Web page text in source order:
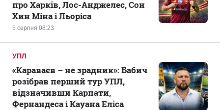
5 серпня 08:23
про Харків, Лос-Анджелес, Сон
Хин Міна і Льоріса
УПЛ
«Караваєв – не зрадник»: Бабич
розібрав перший тур УПЛ,
відзначивши Карпати,
Фернандеса і Кауана Еліса